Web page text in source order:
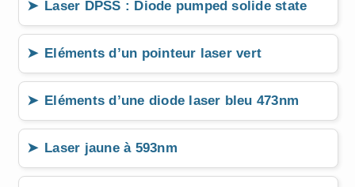
Laser DPSS : Diode pumped solide state
Eléments d’un pointeur laser vert
Eléments d’une diode laser bleu 473nm
Laser jaune à 593nm